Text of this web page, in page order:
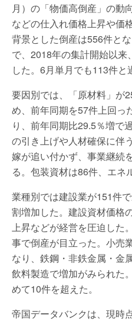
月）の「物価高倒産」の動
などの仕入れ価格上昇や価
背景とした倒産は556件と
で、2018年の集計開始以
した。6月単月でも113件と
要因別では、「原材料」が
め、前年同期を57件上回っ
り、前年同期比29.5％増で
の引き上げや人材確保に伴
嫁が追い付かず、事業継続
る。包装資材は86件、エネ
業種別では建設業が151件
割増加した。建設資材価格
上昇などが経営を圧迫した
事で倒産が目立った。小売
なり、鉄鋼・非鉄金属・金
飲料製造で増加がみられた
めて10件を超えた。
帝国データバンクは、現時